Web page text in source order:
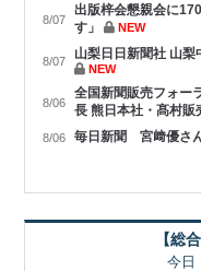
8/07
出版梓会懇親会に
す」
NEW
8/07 山梨日日新聞社 山
NEW
8/06
全国新聞販売フォ
長 熊日本社・髙村販
8/06 毎日新聞 宮﨑優さ
【総
今日